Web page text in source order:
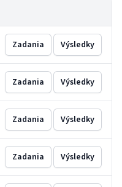
Zadania Výsledky
Zadania Výsledky
Zadania Výsledky
Zadania Výsledky